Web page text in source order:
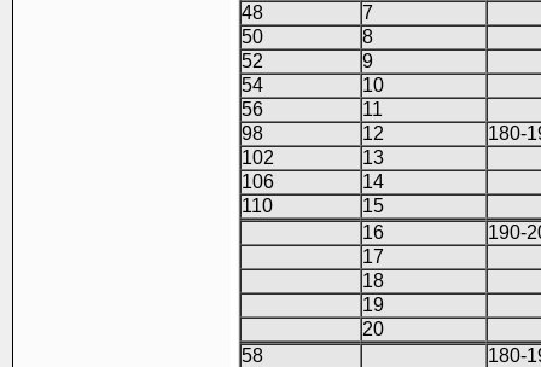
48
7
50
8
52
9
54
10
56
11
98
12
180-
102
13
106
14
110
15
16
190-
17
18
19
20
58
180-